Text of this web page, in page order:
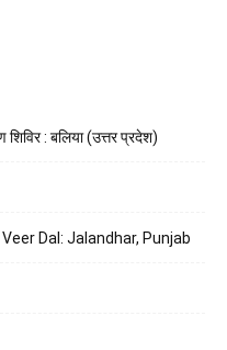
शिविर : बलिया (उत्तर प्रदेश)
Dal: Jalandhar, Punjab